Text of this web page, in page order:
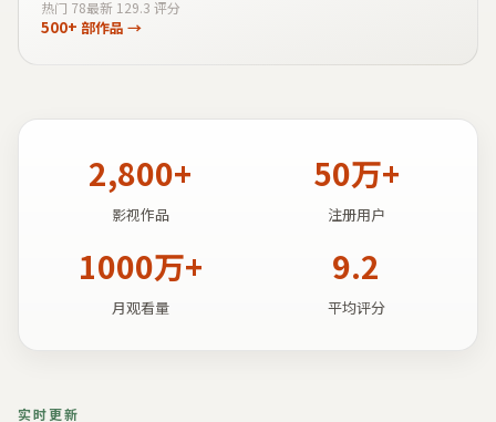
热门 78最新 129.3 评分
500+ 部作品 →
2,800+
影视作品
50万+
注册用户
1000万+
月观看量
9.2
平均评分
实时更新